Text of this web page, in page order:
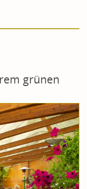
grünen